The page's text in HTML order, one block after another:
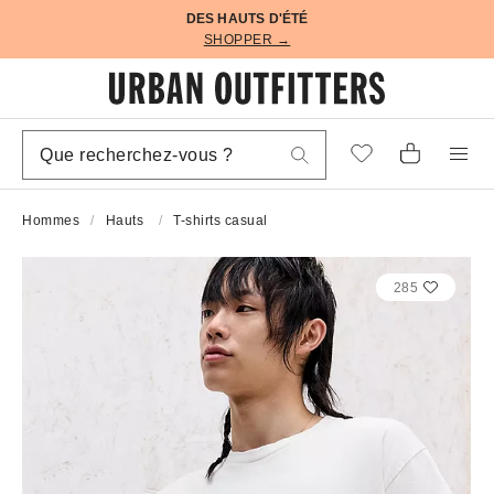
DES HAUTS D'ÉTÉ
SHOPPER →
Hommes Hauts T-shirts casual
285